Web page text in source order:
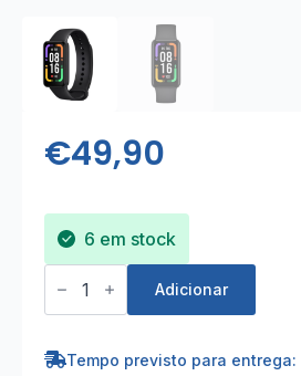
€49,90
6 em stock
Quantidade
de
Xiaomi
Band
Adicionar
Tempo previsto para entrega: